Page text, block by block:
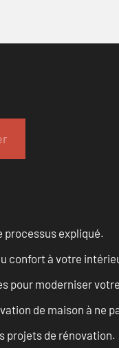
processus expliqué.
confort à votre
pour moderniser
de maison à ne
projets de rénovation.